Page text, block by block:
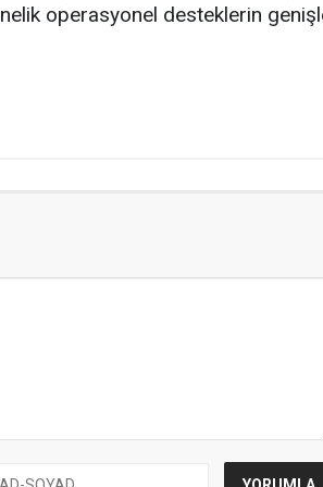
operasyonel desteklerin